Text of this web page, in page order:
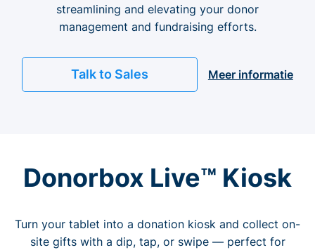
streamlining and elevating your donor
management and fundraising efforts.
Talk to Sales Meer informatie
Donorbox Live™ Kiosk
Turn your tablet into a donation kiosk and collect on-
site gifts with a dip, tap, or swipe — perfect for